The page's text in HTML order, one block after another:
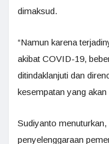
dimaksud.
“Namun karena
akibat COVID-19,
ditindaklanjuti dan
kesempatan yang akan
Sudiyanto
penyelenggaraan